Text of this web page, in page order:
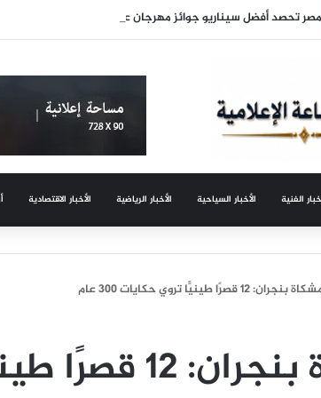
مصر تحصد أفضل سيناريو جوائز مهرجان عمان السينمائي
الفنية الأخبار السياحية الأخبار الرياضية الأخبار الاقتصادية
12 قصرًا طينيًّا تروي حكايات 300 عام
قرية المشكاة